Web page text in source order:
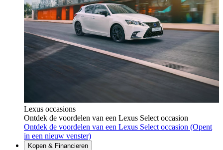
Lexus occasions
Ontdek de voordelen van een Lexus Select occasion
Ontdek de voordelen van een Lexus Select occasion (Opent
in een nieuw venster)
Kopen & Financieren